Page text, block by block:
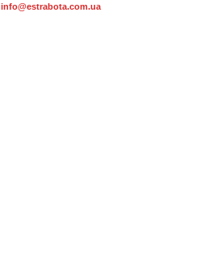
info@estrabota.com.ua